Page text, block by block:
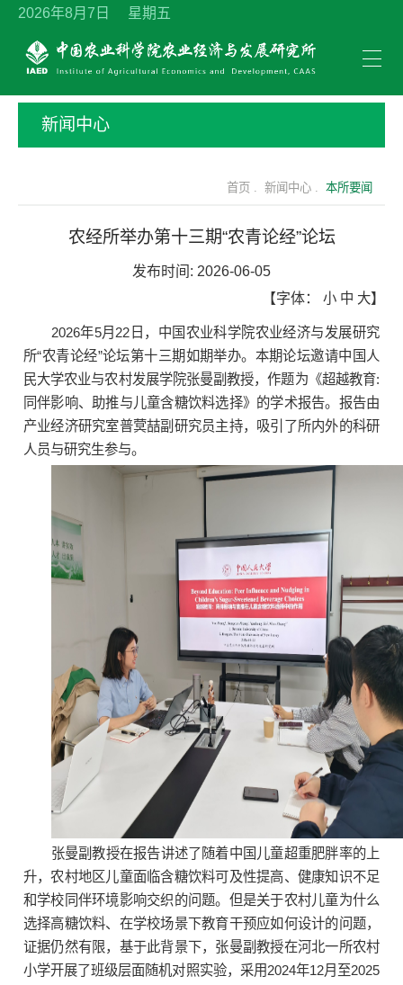
2026年8月7日 星期五
新闻中心
首页 . 新闻中心 . 本所要闻
农经所举办第十三期“农青论经”论坛
发布时间: 2026-06-05
【字体： 小 中 大】
2026年5月22日，中国农业科学院农业经济与发展研究
所“农青论经”论坛第十三期如期举办。本期论坛邀请中国人
民大学农业与农村发展学院张曼副教授，作题为《超越教育:
同伴影响、助推与儿童含糖饮料选择》的学术报告。报告由
产业经济研究室普蓂喆副研究员主持，吸引了所内外的科研
人员与研究生参与。
张曼副教授在报告讲述了随着中国儿童超重肥胖率的上
升，农村地区儿童面临含糖饮料可及性提高、健康知识不足
和学校同伴环境影响交织的问题。但是关于农村儿童为什么
选择高糖饮料、在学校场景下教育干预应如何设计的问题，
证据仍然有限，基于此背景下，张曼副教授在河北一所农村
小学开展了班级层面随机对照实验，采用2024年12月至2025